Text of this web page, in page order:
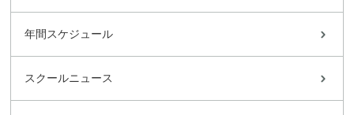
年間スケジュール
スクールニュース